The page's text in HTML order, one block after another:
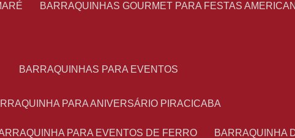
BARRAQUINHAS GOURMET PARA FESTAS
BARRAQUINHAS PARA EVENTOS
PARA ANIVERSÁRIO PIRACICABA
PARA EVENTOS DE FERRO BARRAQUINHA